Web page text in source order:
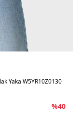
Yaka W5YR10Z0130
%40